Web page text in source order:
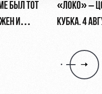
БЫЛ ТОТ
И
«ЛОКО» –
КУБКА. 4